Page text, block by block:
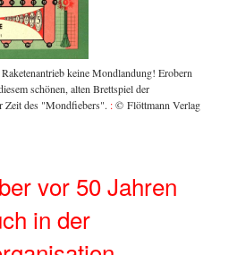
keine Mondlandung! Erobern
schönen, alten Brettspiel der
Zeit des "Mondfiebers". :© Flöttmann Verlag
vor 50 Jahren
in der